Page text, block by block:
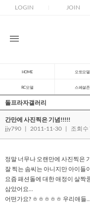
LOGIN JOIN
HOME 오토모델
RC모델 스페셜존
돌프라자갤러리
간만에 사진찍은 기념!!!!!
jjy790 | 2011-11-30 | 조회
정말 너무나 오랜만에 사진찍은
잘 찍는 솜씨는 아니지만 아이들
요즘 패션돌에 대한 애정이 살짝
삼았어요...
어떤가요? ㅎㅎㅎㅎㅎ 우리애들